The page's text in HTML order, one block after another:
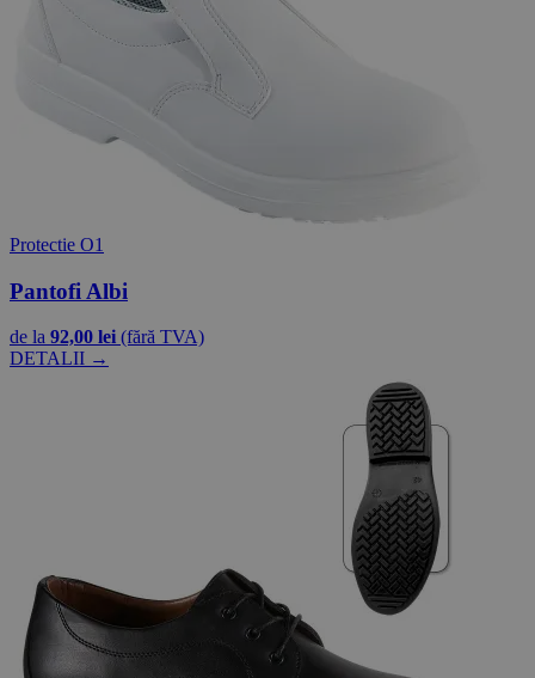
Protectie O1
Pantofi Albi
de la 92,00 lei (fără TVA)
DETALII →